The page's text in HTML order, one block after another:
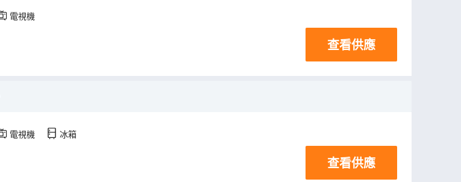
電視機
查看供應
電視機 冰箱
查看供應